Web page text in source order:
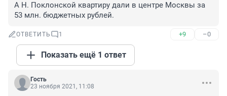
А Н. Поклонской квартиру дали в центре Москвы за
53 млн. бюджетных рублей.
ОТВЕТИТЬ 1 +9 –0
Показать ещё 1 ответ
Гость
23 ноября 2021, 11:08